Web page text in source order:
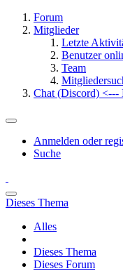
Forum
Mitglieder
Letzte
Benutzer
Team
Chat (Discord)
Anmelden oder
Suche
Dieses Thema
Alles
Dieses Thema
Dieses Forum